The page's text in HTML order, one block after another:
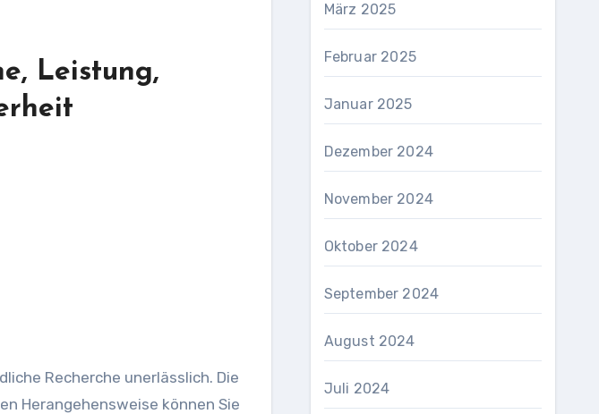
Leistung,
Recherche unerlässlich. Die
Herangehensweise können Sie
März 2025
Februar 2025
Januar 2025
Dezember 2024
November 2024
Oktober 2024
September 2024
August 2024
Juli 2024